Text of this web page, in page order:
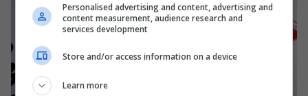
Personalised advertising and content, advertising and
content measurement, audience research and
services development
Store and/or access information on a device
Learn more